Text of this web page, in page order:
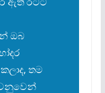
ඔබ
තම